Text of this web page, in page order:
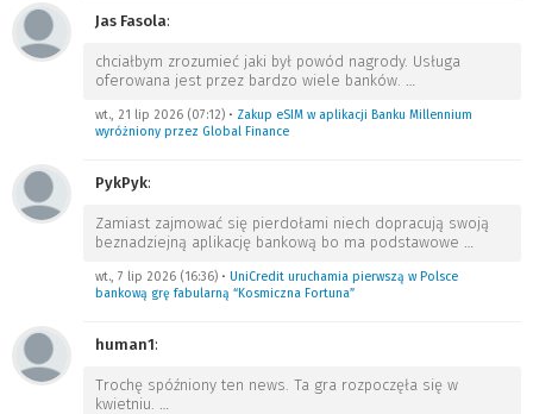
Jas Fasola:
chciałbym zrozumieć jaki był powód nagrody. Usługa
oferowana jest przez bardzo wiele banków. …
wt., 21 lip 2026 (07:12) • Zakup eSIM w aplikacji Banku Millennium
wyróżniony przez Global Finance
PykPyk:
Zamiast zajmować się pierdołami niech dopracują swoją
beznadziejną aplikację bankową bo ma podstawowe …
wt., 7 lip 2026 (16:36) • UniCredit uruchamia pierwszą w Polsce
bankową grę fabularną “Kosmiczna Fortuna”
human1:
Trochę spóźniony ten news. Ta gra rozpoczęła się w
kwietniu. …